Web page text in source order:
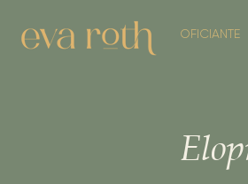
OFICIANTE